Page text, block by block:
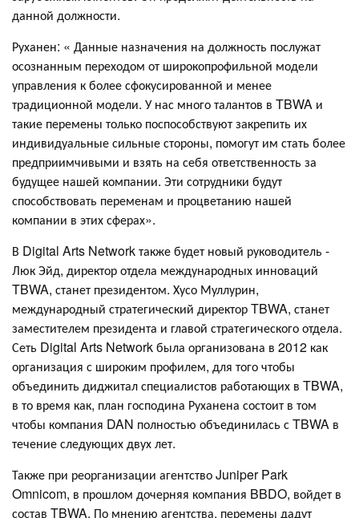
данной должности.
Руханен: « Данные назначения на должность послужат
осознанным переходом от широкопрофильной модели
управления к более сфокусированной и менее
традиционной модели. У нас много талантов в TBWA и
такие перемены только поспособствуют закрепить их
индивидуальные сильные стороны, помогут им стать более
предприимчивыми и взять на себя ответственность за
будущее нашей компании. Эти сотрудники будут
способствовать переменам и процветанию нашей
компании в этих сферах».
В Digital Arts Network также будет новый руководитель -
Люк Эйд, директор отдела международных инноваций
TBWA, станет президентом. Хусо Муллурин,
международный стратегический директор TBWA, станет
заместителем президента и главой стратегического отдела.
Сеть Digital Arts Network была организована в 2012 как
организация с широким профилем, для того чтобы
объединить диджитал специалистов работающих в TBWA,
в то время как, план господина Руханена состоит в том
чтобы компания DAN полностью объединилась с TBWA в
течение следующих двух лет.
Также при реорганизации агентство Juniper Park
Omnicom, в прошлом дочерняя компания BBDO, войдет в
состав TBWA. По мнению агентства, перемены дадут